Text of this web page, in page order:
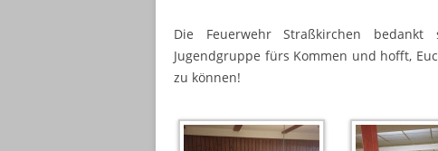
Die Feuerwehr Straßkirchen
Jugendgruppe fürs Kommen und hofft,
zu können!